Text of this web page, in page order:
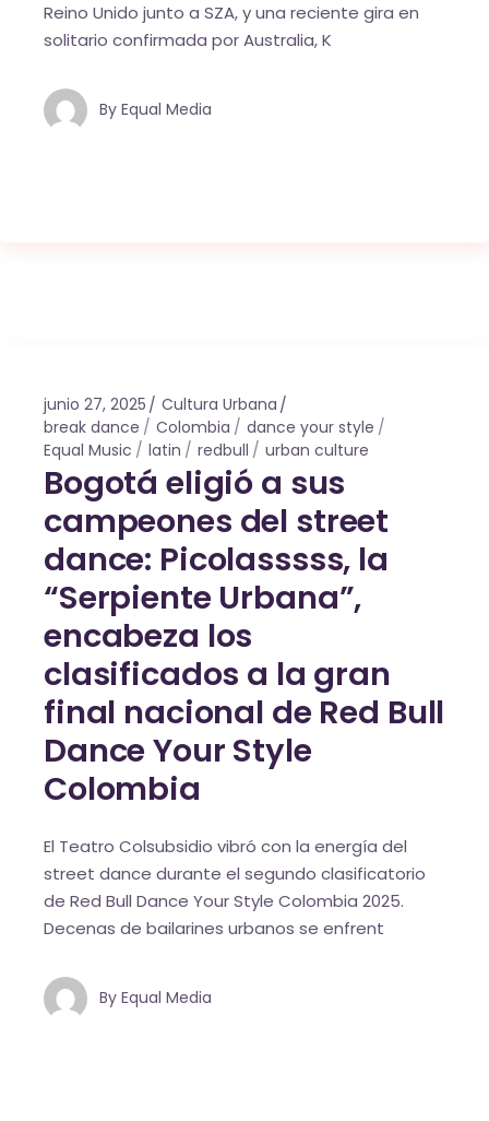
Reino Unido junto a SZA, y una reciente gira en
solitario confirmada por Australia, K
By Equal Media
junio 27, 2025
Cultura Urbana
break dance
Colombia
dance your style
Equal Music
latin redbull urban culture
Bogotá eligió a sus
campeones del street
dance: Picolasssss, la
“Serpiente Urbana”,
encabeza los
clasificados a la gran
final nacional de Red Bull
Dance Your Style
Colombia
El Teatro Colsubsidio vibró con la energía del
street dance durante el segundo clasificatorio
de Red Bull Dance Your Style Colombia 2025.
Decenas de bailarines urbanos se enfrent
By Equal Media